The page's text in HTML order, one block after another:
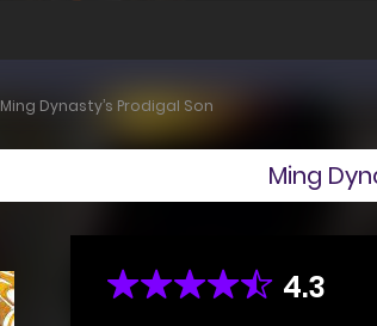
Ming Dynasty’s Prodigal Son
Ming
4.3